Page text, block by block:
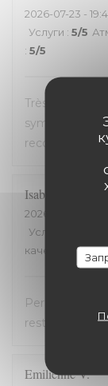
2026-07-23 -
Услуги : 5/5
: 5/5
Très bon
sympathique,
recommande !
Isabelle
2026-07-20
Услуги
качество :5/5
Personnel très
restreinte
EmilienneV